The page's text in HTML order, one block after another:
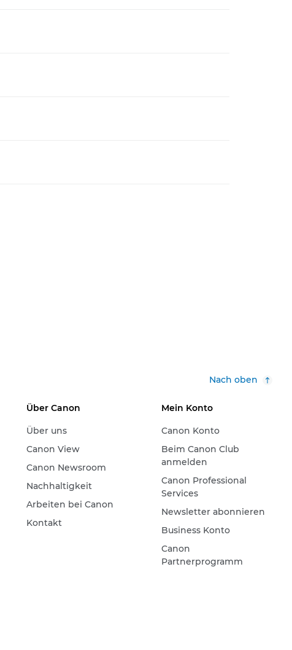
Nach oben
Über Canon
Über uns
Canon View
Canon Newsroom
Nachhaltigkeit
Arbeiten bei Canon
Kontakt
Mein Konto
Canon Konto
Beim Canon Club
anmelden
Canon Professional
Services
Newsletter abonnieren
Business Konto
Canon
Partnerprogramm